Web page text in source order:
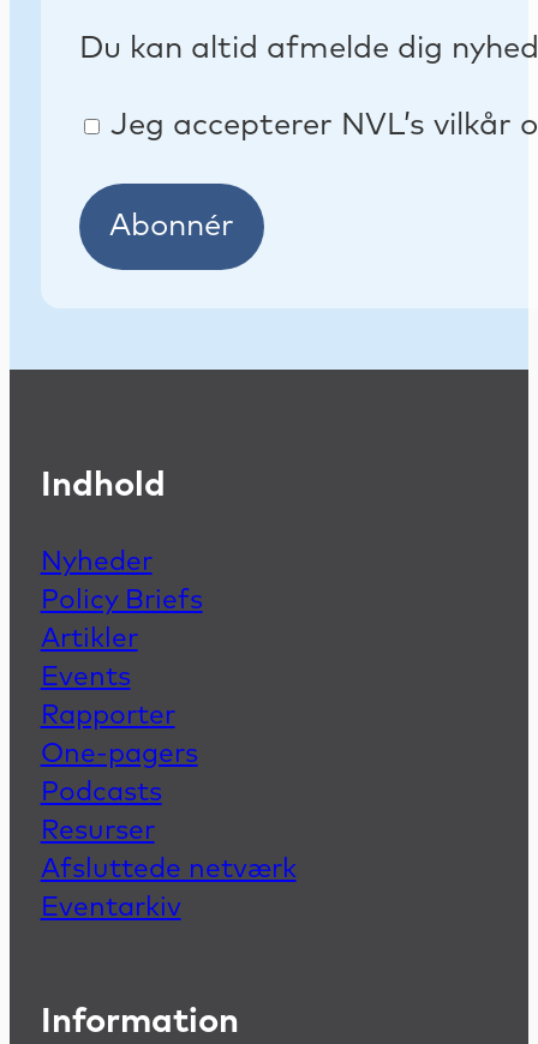
Du kan altid afmelde dig
Jeg accepterer NVL’s vilkår
Abonnér
Indhold
Nyheder
Policy Briefs
Artikler
Events
Rapporter
One-pagers
Podcasts
Resurser
Afsluttede netværk
Eventarkiv
Information